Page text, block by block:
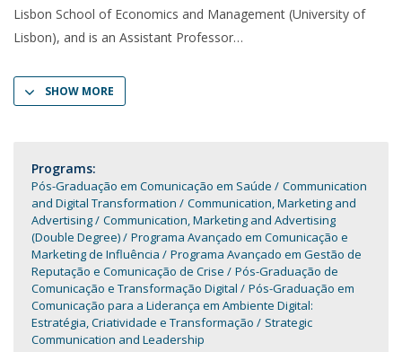
Lisbon School of Economics and Management (University of
Lisbon), and is an Assistant Professor
SHOW MORE
Programs:
Pós-Graduação em Comunicação em Saúde
Communication
and Digital Transformation
Communication, Marketing and
Advertising
Communication, Marketing and Advertising
(Double Degree)
Programa Avançado em Comunicação e
Marketing de Influência
Programa Avançado em Gestão de
Reputação e Comunicação de Crise
Pós-Graduação de
Comunicação e Transformação Digital
Pós-Graduação em
Comunicação para a Liderança em Ambiente Digital:
Estratégia, Criatividade e Transformação
Strategic
Communication and Leadership